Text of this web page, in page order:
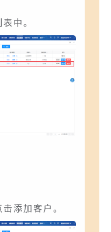
中。
添加客户。